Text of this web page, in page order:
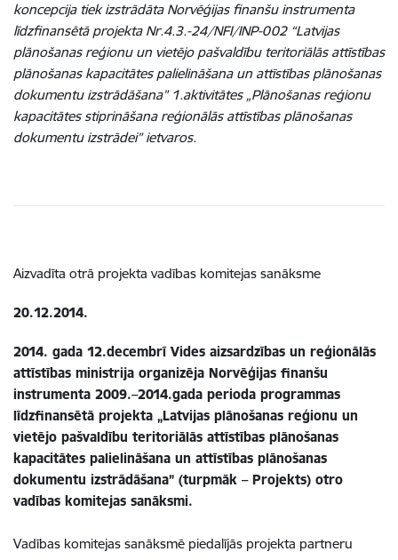
koncepcija tiek izstrādāta Norvēģijas finanšu instrumenta
līdzfinansētā projekta Nr.4.3.-24/NFI/INP-002 “Latvijas
plānošanas reģionu un vietējo pašvaldību teritoriālās attīstības
plānošanas kapacitātes palielināšana un attīstības plānošanas
dokumentu izstrādāšana” 1.aktivitātes „Plānošanas reģionu
kapacitātes stiprināšana reģionālās attīstības plānošanas
dokumentu izstrādei” ietvaros.
Aizvadīta otrā projekta vadības komitejas sanāksme
20.12.2014.
2014. gada 12.decembrī Vides aizsardzības un reģionālās
attīstības ministrija organizēja Norvēģijas finanšu
instrumenta 2009.–2014.gada perioda programmas
līdzfinansētā projekta „Latvijas plānošanas reģionu un
vietējo pašvaldību teritoriālās attīstības plānošanas
kapacitātes palielināšana un attīstības plānošanas
dokumentu izstrādāšana” (turpmāk – Projekts) otro
vadības komitejas sanāksmi.
Vadības komitejas sanāksmē piedalījās projekta partneru